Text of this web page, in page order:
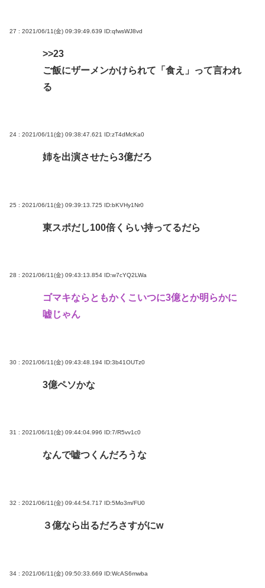
27 : 2021/06/11(金) 09:39:49.639 ID:qfwsWJ8vd
>>23
ご飯にザーメンかけられて「食え」って言われ
る
24 : 2021/06/11(金) 09:38:47.621 ID:zT4dMcKa0
姉を出演させたら3億だろ
25 : 2021/06/11(金) 09:39:13.725 ID:bKVHy1Nr0
東スポだし100倍くらい持ってるだら
28 : 2021/06/11(金) 09:43:13.854 ID:w7cYQ2LWa
ゴマキならともかくこいつに3億とか明らかに
嘘じゃん
30 : 2021/06/11(金) 09:43:48.194 ID:3b41OUTz0
3億ペソかな
31 : 2021/06/11(金) 09:44:04.996 ID:7/R5vv1c0
なんで嘘つくんだろうな
32 : 2021/06/11(金) 09:44:54.717 ID:5Mo3m/FU0
３億なら出るだろさすがにw
34 : 2021/06/11(金) 09:50:33.669 ID:WcAS6mwba